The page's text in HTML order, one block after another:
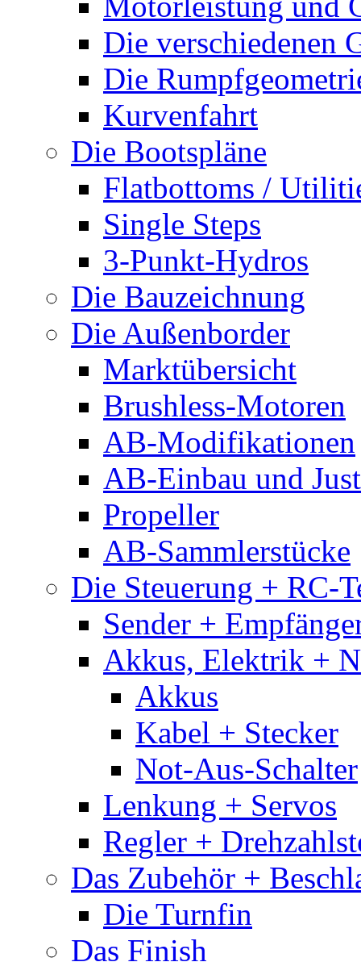
Die verschiedenen
Die
Kurvenfahrt
Die Bootspläne
Flatbottoms /
Single Steps
3-Punkt-Hydros
Die Bauzeichnung
Die Außenborder
Marktübersicht
Brushless-Motoren
AB-Modifikationen
AB-Einbau und
Propeller
AB-Sammlerstücke
Die Steuerung + RC-
Sender +
Akkus, Elektrik +
Akkus
Kabel + Stecker
Not-Aus-Schalter
Lenkung + Servos
Regler +
Das Zubehör +
Die Turnfin
Das Finish